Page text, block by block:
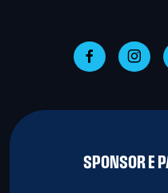
SPONSOR E